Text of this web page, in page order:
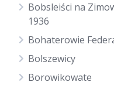
Bobsleiści na
1936
Bohaterowie
Bolszewicy
Borowikowate